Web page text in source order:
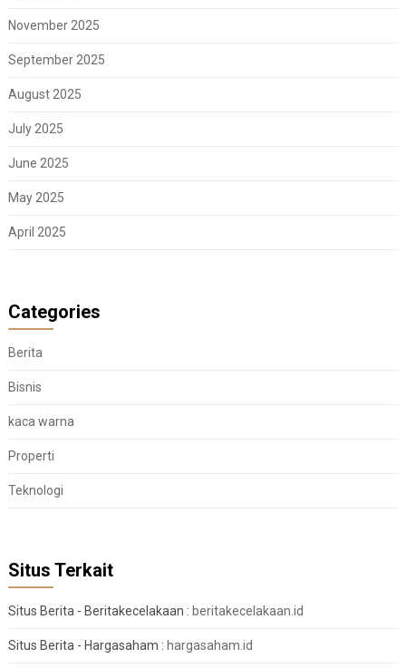
November 2025
September 2025
August 2025
July 2025
June 2025
May 2025
April 2025
Categories
Berita
Bisnis
kaca warna
Properti
Teknologi
Situs Terkait
Situs Berita - Beritakecelakaan : beritakecelakaan.id
Situs Berita - Hargasaham : hargasaham.id